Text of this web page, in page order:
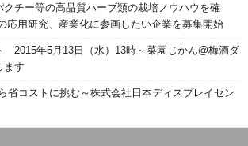
チー等の高品質ハーブ類の栽培ノウハウを確
応用研究、産業化に参画したい企業を募集開始
2015年5月13日（水）13時～菜園じかん@梅酒ダ
ます
コストに挑む～株式会社日本ディスプレイセン